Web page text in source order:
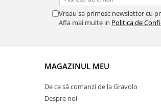
Vreau sa primesc newsletter cu
Afla mai multe in Politica de
MAGAZINUL MEU
De ce să comanzi de la Gravolo
Despre noi